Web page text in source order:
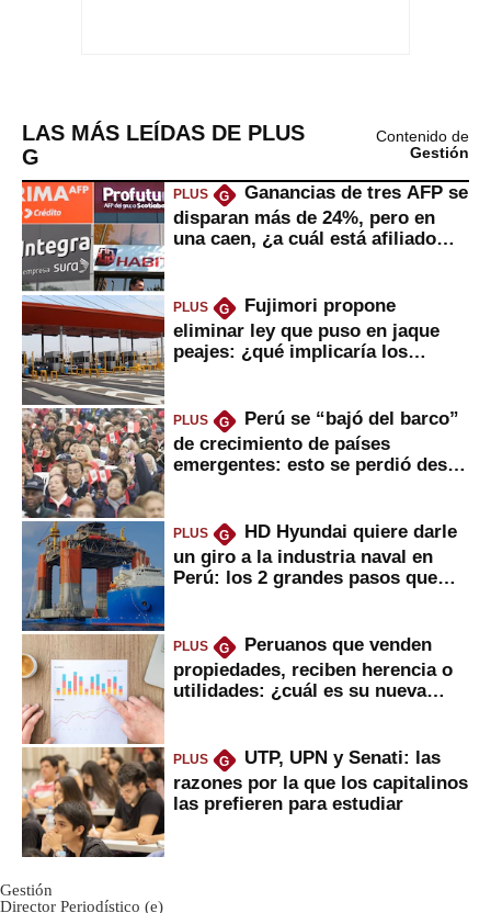
LAS MÁS LEÍDAS DE PLUS
G
Contenido de
Gestión
PLUS G
Ganancias de tres AFP se
disparan más de 24%, pero en
una caen, ¿a cuál está afiliado
PLUS G
Fujimori propone
eliminar ley que puso en jaque
peajes: ¿qué implicaría los
PLUS G
Perú se “bajó del barco”
de crecimiento de países
emergentes: esto se perdió desde
PLUS G
HD Hyundai quiere darle
un giro a la industria naval en
Perú: los 2 grandes pasos que
PLUS G
Peruanos que venden
propiedades, reciben herencia o
utilidades: ¿cuál es su nueva
PLUS G
UTP, UPN y Senati: las
razones por la que los capitalinos
las prefieren para estudiar
Gestión
Director Periodístico (e)